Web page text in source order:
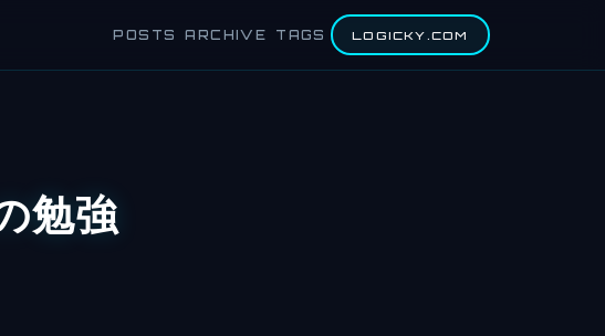
POSTS ARCHIVE TAGS LOGICKY.COM
勉強